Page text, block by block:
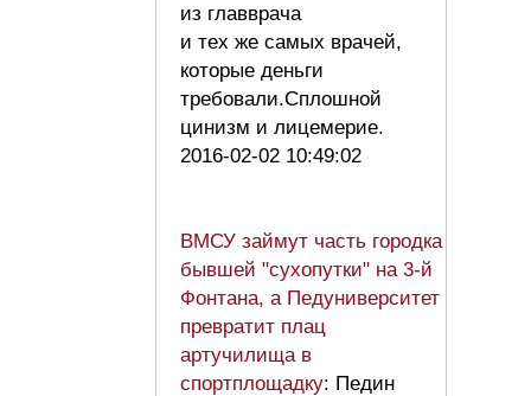
из главврача
и тех же самых врачей,
которые деньги
требовали.Сплошной
цинизм и лицемерие.
2016-02-02 10:49:02
ВМСУ займут часть городка
бывшей "сухопутки" на 3-й
Фонтана, а Педуниверситет
превратит плац
артучилища в
спортплощадку: Педин